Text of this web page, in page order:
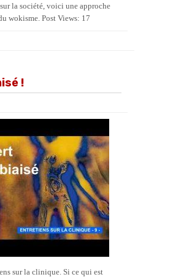
la société, voici une approche
wokisme. Post Views: 17
!
sur la clinique. Si ce qui est